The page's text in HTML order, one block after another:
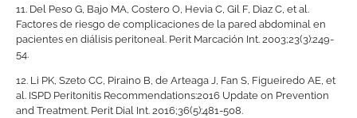
11. Del Peso G, Bajo MA, Costero O, Hevia C, Gil F, Diaz C, et al.
Factores de riesgo de complicaciones de la pared abdominal en
pacientes en diálisis peritoneal. Perit Marcación Int. 2003;23(3):249-
54.
12. Li PK, Szeto CC, Piraino B, de Arteaga J, Fan S, Figueiredo AE, et
al. ISPD Peritonitis Recommendations:2016 Update on Prevention
and Treatment. Perit Dial Int. 2016;36(5):481-508.